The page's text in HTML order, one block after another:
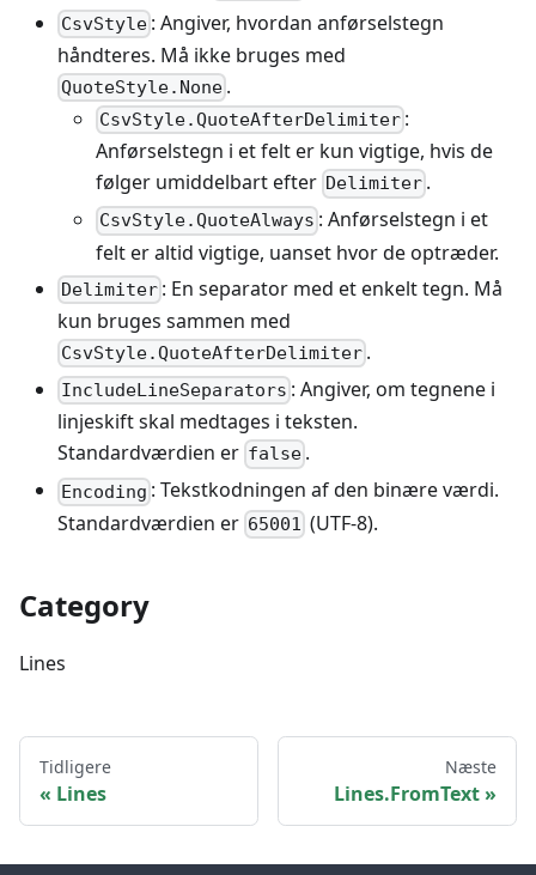
CsvStyle : Angiver, hvordan anførselstegn
håndteres. Må ikke bruges med
QuoteStyle.None .
CsvStyle.QuoteAfterDelimiter :
Anførselstegn i et felt er kun vigtige, hvis de
følger umiddelbart efter Delimiter .
CsvStyle.QuoteAlways : Anførselstegn i et
felt er altid vigtige, uanset hvor de optræder.
Delimiter : En separator med et enkelt tegn. Må
kun bruges sammen med
CsvStyle.QuoteAfterDelimiter .
IncludeLineSeparators : Angiver, om tegnene i
linjeskift skal medtages i teksten.
Standardværdien er false .
Encoding : Tekstkodningen af den binære værdi.
Standardværdien er 65001 (UTF-8).
Category
Lines
Tidligere
Lines
Næste
Lines.FromText